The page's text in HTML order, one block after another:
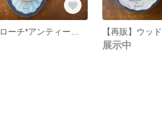
展示中